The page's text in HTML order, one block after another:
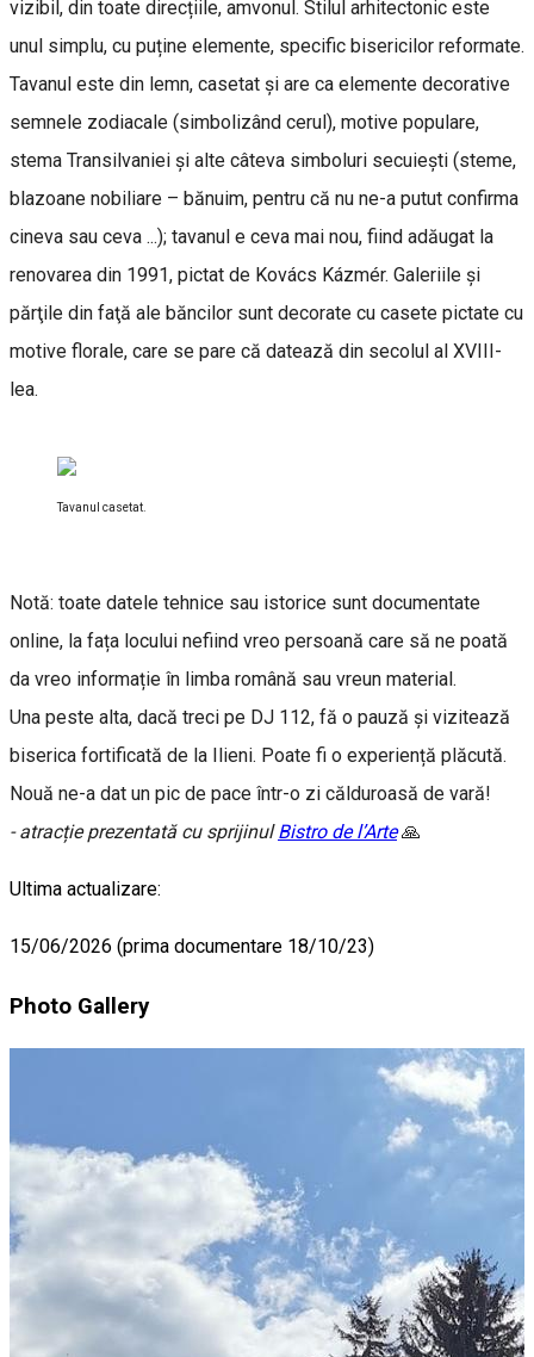
vizibil, din toate direcțiile, amvonul. Stilul arhitectonic este
unul simplu, cu puține elemente, specific bisericilor reformate.
Tavanul este din lemn, casetat și are ca elemente decorative
semnele zodiacale (simbolizând cerul), motive populare,
stema Transilvaniei și alte câteva simboluri secuiești (steme,
blazoane nobiliare – bănuim, pentru că nu ne-a putut confirma
cineva sau ceva ...); tavanul e ceva mai nou, fiind adăugat la
renovarea din 1991, pictat de Kovács Kázmér. Galeriile şi
părţile din faţă ale băncilor sunt decorate cu casete pictate cu
motive florale, care se pare că datează din secolul al XVIII-
lea.
Tavanul casetat.
Notă: toate datele tehnice sau istorice sunt documentate
online, la fața locului nefiind vreo persoană care să ne poată
da vreo informație în limba română sau vreun material.
Una peste alta, dacă treci pe DJ 112, fă o pauză și vizitează
biserica fortificată de la Ilieni. Poate fi o experiență plăcută.
Nouă ne-a dat un pic de pace într-o zi călduroasă de vară!
- atracție prezentată cu sprijinulBistro de l’Arte 🙏
Ultima actualizare:
15/06/2026 (prima documentare 18/10/23)
Photo Gallery